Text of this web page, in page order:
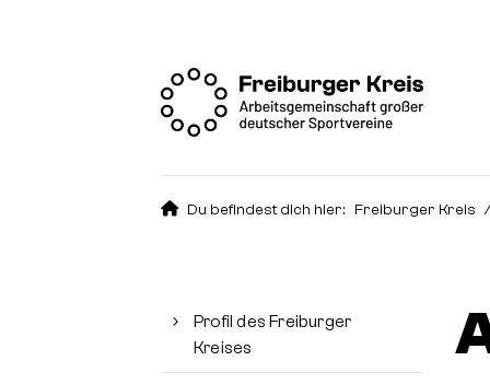
Du befindest dich hier: Freiburger Kreis
Profil des Freiburger
Kreises